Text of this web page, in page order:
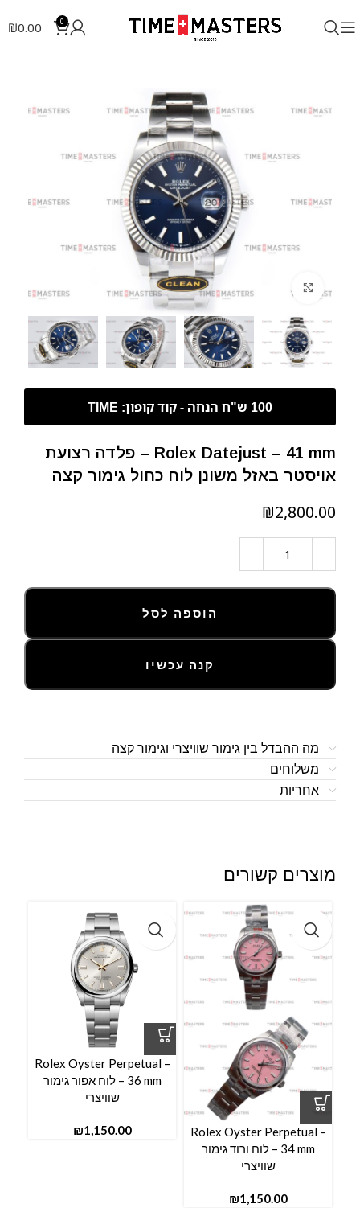
0
₪0.00
לחצו להגדלה
Rolex Datejust – 41 mm – פלדה רצועת
אויסטר באזל משונן לוח כחול גימור קצה
₪
הוספה לסל
קנה עכשיו
מה ההבדל בין גימור שוויצרי וגימור קצה
משלוחים
אחריות
מוצרים קשורים
Rolex Oyster Perpetual –
34 mm – לוח ורוד גימור
שוויצרי
₪
Rolex Oyster Perpetual –
36 mm – לוח אפור גימור
שוויצרי
₪